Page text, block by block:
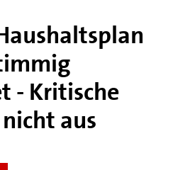
- Kritische
aus